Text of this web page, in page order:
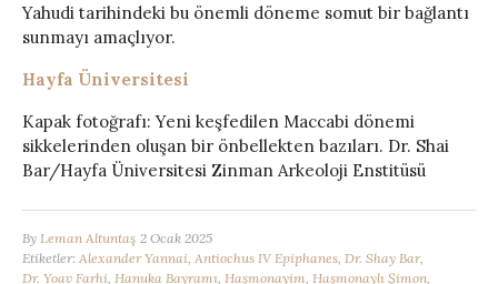
Yahudi tarihindeki bu önemli döneme somut bir bağlantı
sunmayı amaçlıyor.
Hayfa Üniversitesi
Kapak fotoğrafı: Yeni keşfedilen Maccabi dönemi
sikkelerinden oluşan bir önbellekten bazıları. Dr. Shai
Bar/Hayfa Üniversitesi Zinman Arkeoloji Enstitüsü
By Leman Altuntaş 2 Ocak 2025
Etiketler: Alexander Yannai Antiochus IV Epiphanes Dr. Shay Bar,
Dr. Yoav Farhi Hanuka Bayramı Haşmonayim Haşmonaylı Şimon